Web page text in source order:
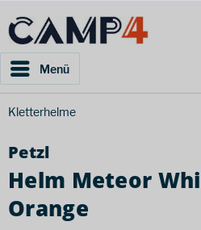
Menü
Kletterhelme
Petzl
Helm Meteor
Orange